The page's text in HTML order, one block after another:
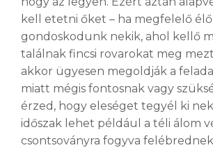
kell etetni őket – ha megfelelő
gondoskodunk nekik, ahol kellő
találnak fincsi rovarokat meg
akkor ügyesen megoldják a
miatt mégis fontosnak vagy
érzed, hogy eleséget tegyél ki
időszak lehet például a téli álom
csontsoványra fogyva